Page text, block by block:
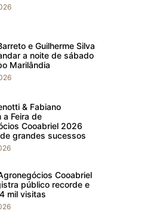
e Guilherme Silva
a noite de sábado
Marilândia
& Fabiano
a Feira de
Cooabriel 2026
grandes sucessos
Cooabriel
público recorde e
mil visitas